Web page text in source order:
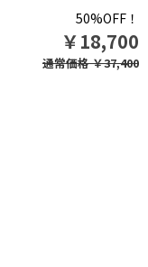
50%OFF！
￥18,700
通常価格￥37,400